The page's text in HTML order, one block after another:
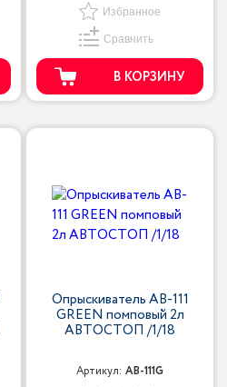
Избранное
Сравнить
В КОРЗИНУ
Опрыскиватель AB-111
GREEN помповый 2л
АВТОСТОП /1/18
Артикул: AB-111G